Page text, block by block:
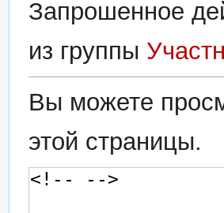
Запрошенное
из группы
Вы можете
этой страницы.